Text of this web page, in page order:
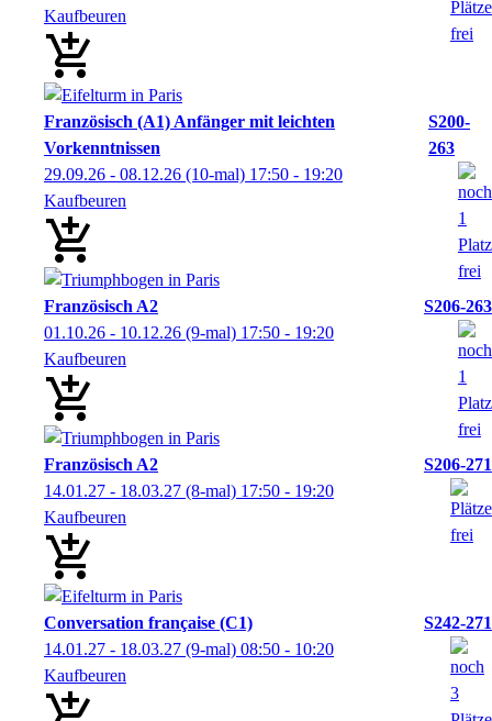
Kaufbeuren
Französisch (A1) Anfänger mit leichten
Vorkenntnissen
S200-
263
29.09.26 - 08.12.26 (10-mal) 17:50 - 19:20
Kaufbeuren
Französisch A2
S206-263
01.10.26 - 10.12.26 (9-mal) 17:50 - 19:20
Kaufbeuren
Französisch A2
S206-271
14.01.27 - 18.03.27 (8-mal) 17:50 - 19:20
Kaufbeuren
Conversation française (C1)
S242-271
14.01.27 - 18.03.27 (9-mal) 08:50 - 10:20
Kaufbeuren